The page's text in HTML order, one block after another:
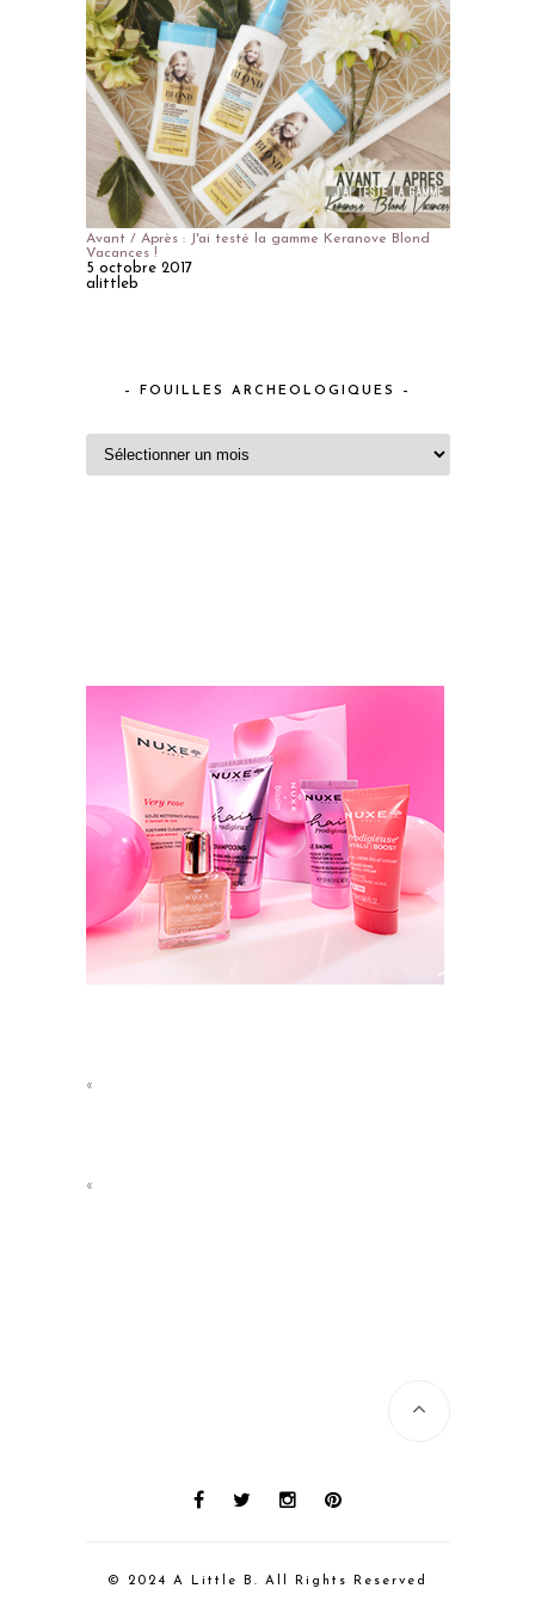
Avant / Après : J'ai testé la gamme Keranove Blond
Vacances !
5 octobre 2017
alittleb
– FOUILLES ARCHEOLOGIQUES –
«
«
© 2024 A Little B. All Rights Reserved